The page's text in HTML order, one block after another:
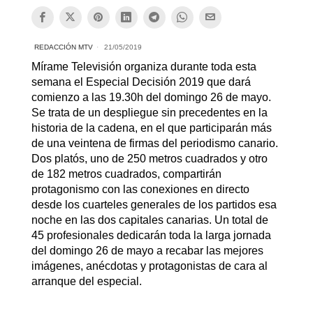
REDACCIÓN MTV 21/05/2019
Mírame Televisión organiza durante toda esta
semana el Especial Decisión 2019 que dará
comienzo a las 19.30h del domingo 26 de mayo.
Se trata de un despliegue sin precedentes en la
historia de la cadena, en el que participarán más
de una veintena de firmas del periodismo canario.
Dos platós, uno de 250 metros cuadrados y otro
de 182 metros cuadrados, compartirán
protagonismo con las conexiones en directo
desde los cuarteles generales de los partidos esa
noche en las dos capitales canarias. Un total de
45 profesionales dedicarán toda la larga jornada
del domingo 26 de mayo a recabar las mejores
imágenes, anécdotas y protagonistas de cara al
arranque del especial.